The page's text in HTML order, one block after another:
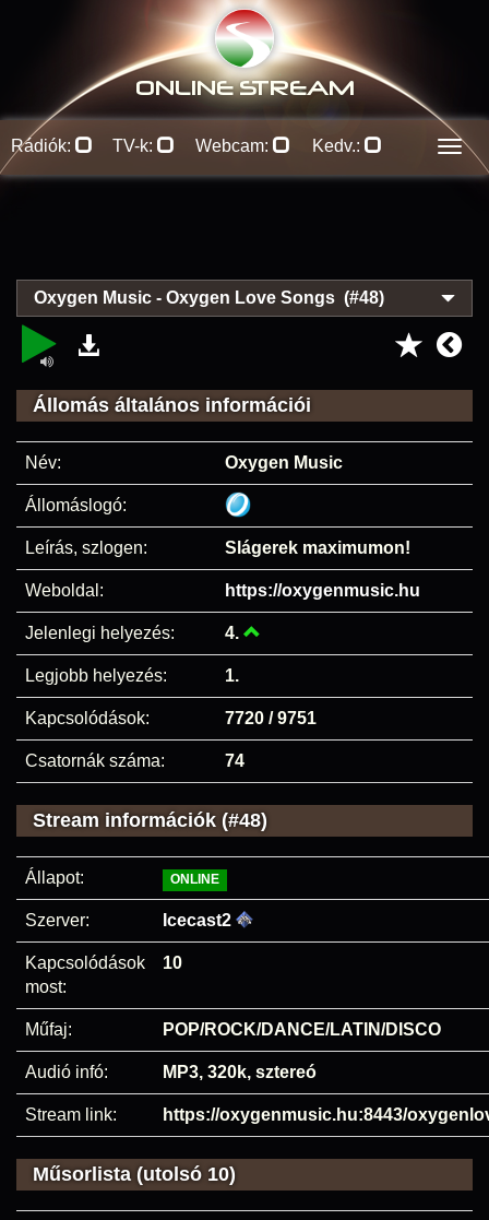
ONLINE STREAM
Rádiók: TV-k: Webcam: Kedv.:
Oxygen Music - Oxygen Love Songs (#48)
Állomás általános információi
Név: Oxygen Music
Állomáslogó:
Leírás, szlogen: Slágerek maximumon!
Weboldal: https://oxygenmusic.hu
Jelenlegi helyezés: 4.
Legjobb helyezés: 1.
Kapcsolódások: 7720 / 9751
Csatornák száma: 74
Stream információk (#48)
Állapot: ONLINE
Szerver: Icecast2
Kapcsolódások
most:
10
Műfaj: POP/ROCK/DANCE/LATIN/DISCO
Audió infó: MP3, 320k, sztereó
Stream link: https://oxygenmusic.hu:8443/
Műsorlista (utolsó 10)